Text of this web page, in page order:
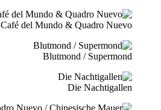
Café del Mundo & Quadro Nuevo
Blutmond / Supermond
Die Nachtigallen